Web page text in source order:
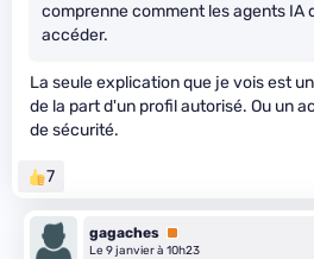
comprenne comment les agents IA
accéder.
La seule explication que je vois est
de la part d'un profil autorisé. Ou un
de sécurité.
7
gagaches Premium
Le 9 janvier à 10h23